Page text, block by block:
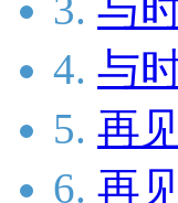
3. 与
4. 与
5. 再
6. 再